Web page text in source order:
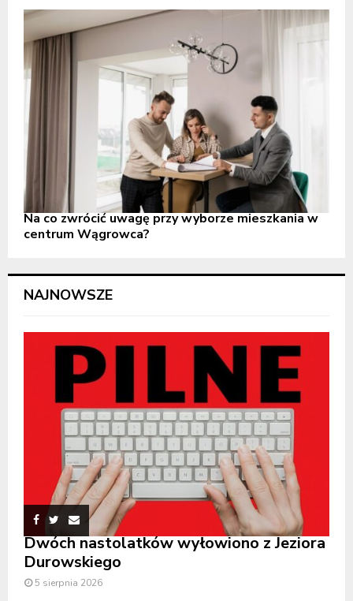
Na co zwrócić uwagę przy wyborze mieszkania w
centrum Wągrowca?
NAJNOWSZE
Dwóch nastolatków wyłowiono z Jeziora
Durowskiego
5 sierpnia 2026